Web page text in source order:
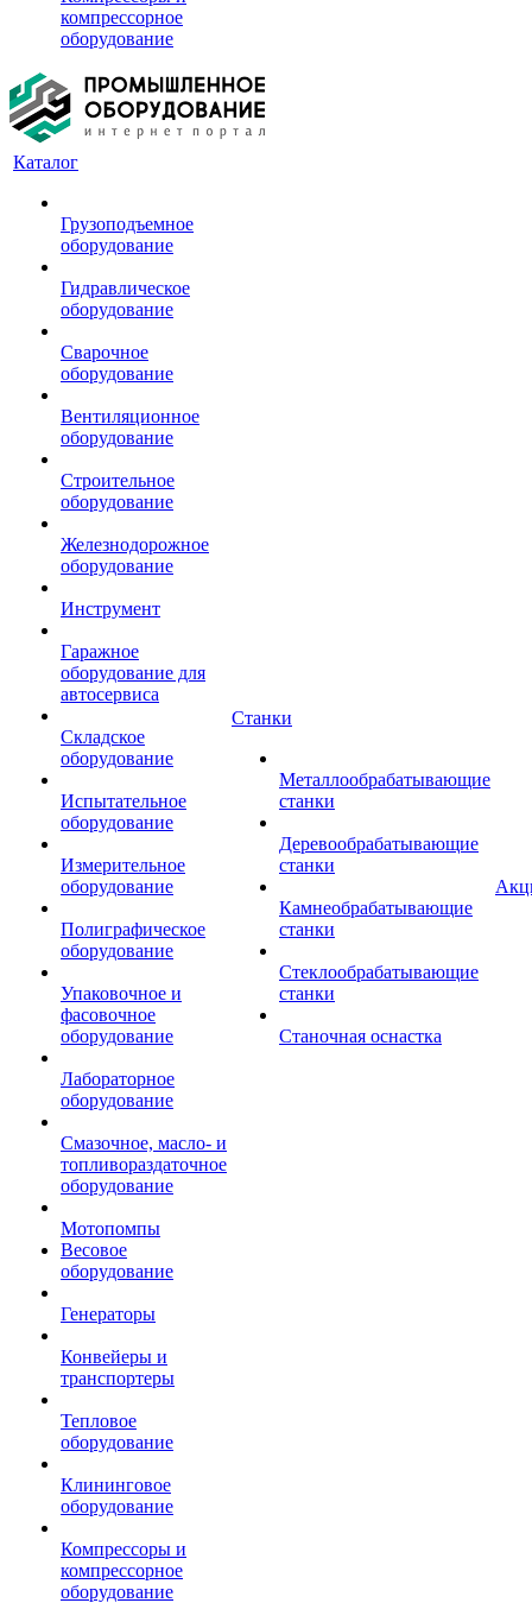
компрессорное
оборудование
Каталог
Грузоподъемное
оборудование
Гидравлическое
оборудование
Сварочное
оборудование
Вентиляционное
оборудование
Строительное
оборудование
Железнодорожное
оборудование
Инструмент
Гаражное
оборудование для
автосервиса
Складское
оборудование
Испытательное
оборудование
Измерительное
оборудование
Полиграфическое
оборудование
Упаковочное и
фасовочное
оборудование
Лабораторное
оборудование
Смазочное, масло- и
топливораздаточное
оборудование
Мотопомпы
Весовое
оборудование
Генераторы
Конвейеры и
транспортеры
Тепловое
оборудование
Клининговое
оборудование
Компрессоры и
компрессорное
оборудование
Станки
Металлообрабатывающие
станки
Деревообрабатывающие
станки
Камнеобрабатывающие
станки
Стеклообрабатывающие
станки
Станочная оснастка